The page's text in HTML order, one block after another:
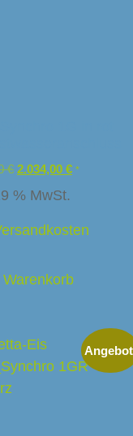
€ 2.034,00 € *
% MwSt.